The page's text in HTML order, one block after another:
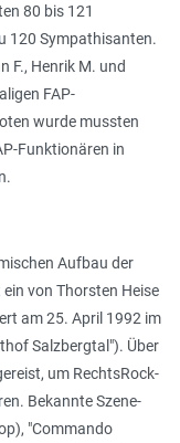
80 bis 121
120 Sympathisanten.
F., Henrik M. und
FAP-
wurde mussten
Funktionären in
Aufbau der
von Thorsten Heise
am 25. April 1992 im
Salzbergtal"). Über
um RechtsRock-
Bekannte Szene-
"Commando